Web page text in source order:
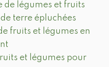
de légumes et fruits
terre épluchées
fruits et légumes en
et légumes pour